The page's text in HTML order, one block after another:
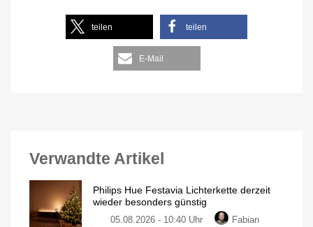
teilen teilen
E-Mail
Verwandte Artikel
Philips Hue Festavia Lichterkette derzeit
wieder besonders günstig
05.08.2026 - 10:40 Uhr
Fabian